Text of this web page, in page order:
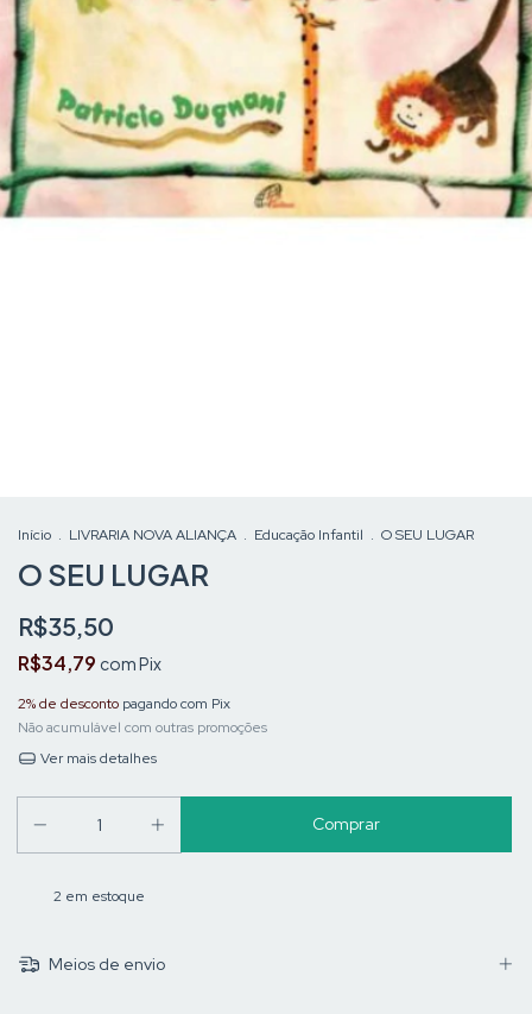
Início . LIVRARIA NOVA ALIANÇA . Educação Infantil . O SEU LUGAR
O SEU LUGAR
R$35,50
R$34,79 comPix
2% de desconto pagando com Pix
Não acumulável com outras promoções
Ver mais detalhes
2 em estoque
Meios de envio